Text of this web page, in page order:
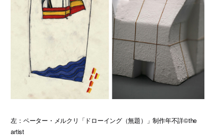
左：ペーター・メルクリ「ドローイング（無題）」制作年不詳©the
artist